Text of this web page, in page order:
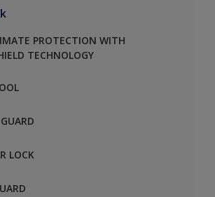
PROTECTION WITH
TECHNOLOGY
LOCK